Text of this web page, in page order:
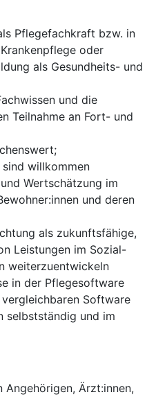
Pflegefachkraft bzw. in
oder
als Gesundheits- und
und die
Teilnahme an Fort- und
sind willkommen
Wertschätzung im
und deren
als zukunftsfähige,
Leistungen im Sozial-
weiterzuentwickeln
in der Pflegesoftware
Software
selbstständig und im
Angehörigen, Ärzt:innen,